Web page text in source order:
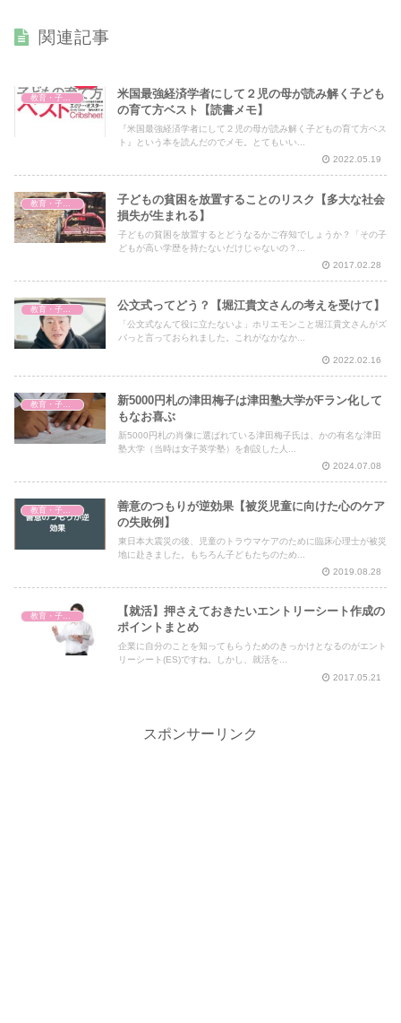
関連記事
教育・子育て
米国最強経済学者にして２児の母が読み解く子ども
の育て方ベスト【読書メモ】
『米国最強経済学者にして２児の母が読み解く子どもの育て方ベス
ト』という本を読んだのでメモ。とてもいい...
2022.05.19
教育・子育て
子どもの貧困を放置することのリスク【多大な社会
損失が生まれる】
子どもの貧困を放置するとどうなるかご存知でしょうか？「その子
どもが高い学歴を持たないだけじゃないの？...
2017.02.28
教育・子育て 公文式ってどう？【堀江貴文さんの考えを受けて】
「公文式なんて役に立たないよ」ホリエモンこと堀江貴文さんがズ
バっと言っておられました。これがなかなか...
2022.02.16
新5000円札の津田梅子は津田塾大学がFラン化して
もなお喜ぶ
新5000円札の肖像に選ばれている津田梅子氏は、かの有名な津田
塾大学（当時は女子英学塾）を創設した人...
2024.07.08
善意のつもりが逆効果【被災児童に向けた心のケア
の失敗例】
東日本大震災の後、児童のトラウマケアのために臨床心理士が被災
地に赴きました。もちろん子どもたちのため...
2019.08.28
【就活】押さえておきたいエントリーシート作成の
ポイントまとめ
企業に自分のことを知ってもらうためのきっかけとなるのがエント
リーシート(ES)ですね。しかし、就活を...
2017.05.21
スポンサーリンク